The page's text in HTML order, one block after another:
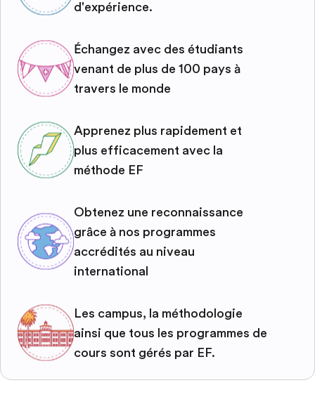
d'expérience.
Échangez avec des étudiants
venant de plus de 100 pays à
travers le monde
Apprenez plus rapidement et
plus efficacement avec la
méthode EF
Obtenez une reconnaissance
grâce à nos programmes
accrédités au niveau
international
Les campus, la méthodologie
ainsi que tous les programmes de
cours sont gérés par EF.